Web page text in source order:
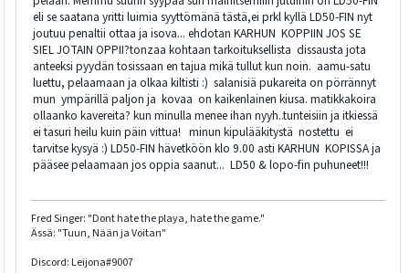
eli se saatana yritti luimia syyttömänä tästä,ei prkl kyllä LD50-FIN nyt
joutuu penaltii ottaa ja isova... ehdotan KARHUN KOPPIIN JOS SE
SIEL JOTAIN OPPII?tonzaa kohtaan tarkoituksellista dissausta jota
anteeksi pyydän tosissaan en tajua mikä tullut kun noin. aamu-satu
luettu, pelaamaan ja olkaa kiltisti :) salanisiä pukareita on pörrännyt
mun ympärillä paljon ja kovaa on kaikenlainen kiusa. matikkakoira
ollaanko kavereita? kun minulla menee ihan nyyh..tunteisiin ja itkiessä
ei tasuri heilu kuin päin vittua! minun kipulääkitystä nostettu ei
tarvitse kysyä :) LD50-FIN hävetköön klo 9.00 asti KARHUN KOPISSA ja
pääsee pelaamaan jos oppia saanut... LD50 & lopo-fin puhuneet!!!
Fred Singer: "Dont hate the playa, hate the game."
Ässä: "Tuun, Nään ja Voitan"
Discord: Leijona#9007